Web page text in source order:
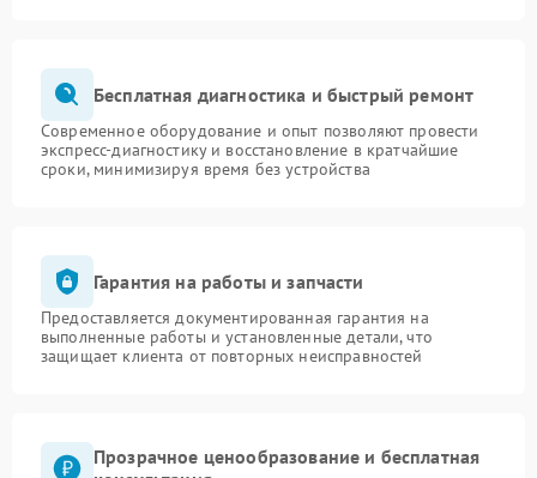
Бесплатная диагностика и быстрый ремонт
Современное оборудование и опыт позволяют провести
экспресс-диагностику и восстановление в кратчайшие
сроки, минимизируя время без устройства
Гарантия на работы и запчасти
Предоставляется документированная гарантия на
выполненные работы и установленные детали, что
защищает клиента от повторных неисправностей
Прозрачное ценообразование и бесплатная